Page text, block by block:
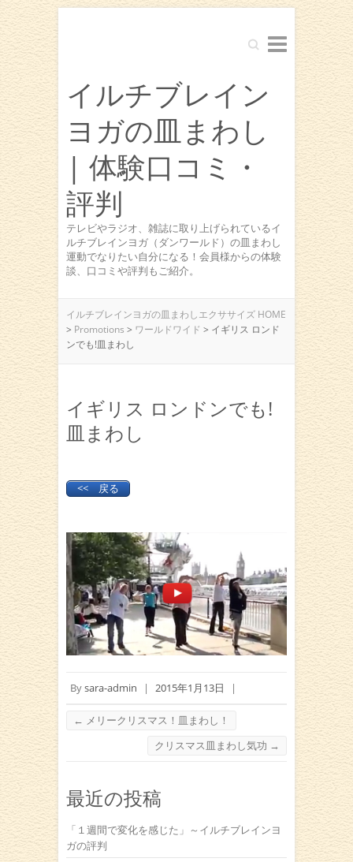
Search
イルチブレイン
ヨガの皿まわし
| 体験口コミ・
評判
テレビやラジオ、雑誌に取り上げられているイ
ルチブレインヨガ（ダンワールド）の皿まわし
運動でなりたい自分になる！会員様からの体験
談、口コミや評判もご紹介。
イルチブレインヨガの皿まわしエクササイズ HOME
> Promotions > ワールドワイド > イギリス ロンド
ンでも!皿まわし
イギリス ロンドンでも!
皿まわし
<< 戻る
Bysara-admin | 2015年1月13日 |
← メリークリスマス！皿まわし！
クリスマス皿まわし気功 →
最近の投稿
「１週間で変化を感じた」～イルチブレインヨ
ガの評判